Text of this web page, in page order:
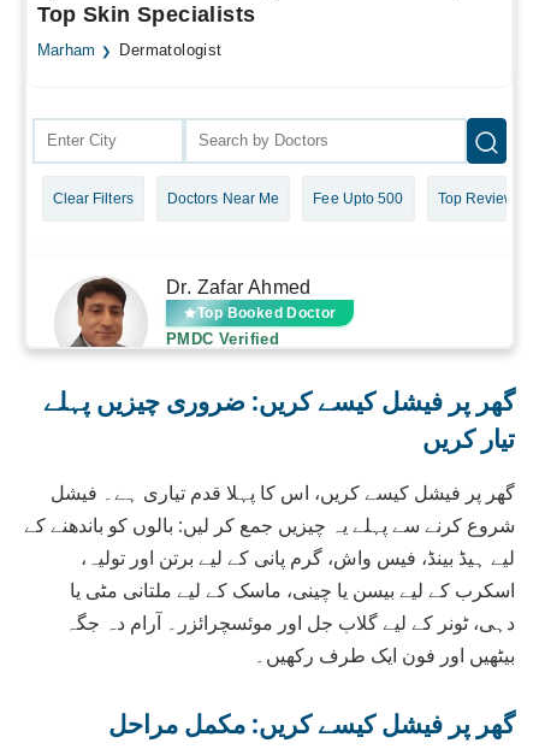
گھر پر فیشل کیسے کریں: ضروری چیزیں پہلے
تیار کریں
گھر پر فیشل کیسے کریں، اس کا پہلا قدم تیاری ہے۔ فیشل
شروع کرنے سے پہلے یہ چیزیں جمع کر لیں: بالوں کو باندھنے کے
لیے ہیڈ بینڈ، فیس واش، گرم پانی کے لیے برتن اور تولیہ،
اسکرب کے لیے بیسن یا چینی، ماسک کے لیے ملتانی مٹی یا
دہی، ٹونر کے لیے گلاب جل اور موئسچرائزر۔ آرام دہ جگہ
بیٹھیں اور فون ایک طرف رکھیں۔
گھر پر فیشل کیسے کریں: مکمل مراحل